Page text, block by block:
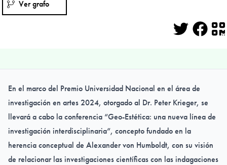
Ver grafo
En el marco del Premio Universidad Nacional en el área de
investigación en artes 2024, otorgado al Dr. Peter Krieger, se
llevará a cabo la conferencia “Geo-Estética: una nueva línea de
investigación interdisciplinaria”, concepto fundado en la
herencia conceptual de Alexander von Humboldt, con su visión
de relacionar las investigaciones científicas con las indagaciones